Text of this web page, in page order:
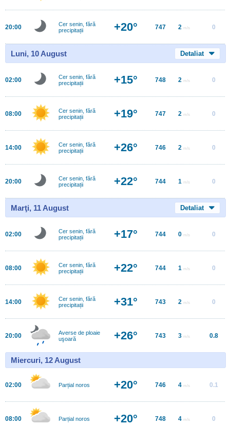
20:00
Cer senin, fără
precipitații
+20° 747 2 m/s 0
Luni, 10 August Detaliat
02:00
Cer senin, fără
precipitații
+15° 748 2 m/s 0
08:00
Cer senin, fără
precipitații
+19° 747 2 m/s 0
14:00
Cer senin, fără
precipitații
+26° 746 2 m/s 0
20:00
Cer senin, fără
precipitații
+22° 744 1 m/s 0
Marţi, 11 August Detaliat
02:00
Cer senin, fără
precipitații
+17° 744 0 m/s 0
08:00
Cer senin, fără
precipitații
+22° 744 1 m/s 0
14:00
Cer senin, fără
precipitații
+31° 743 2 m/s 0
20:00
Averse de ploaie
uşoară
+26° 743 3 m/s 0.8
Miercuri, 12 August
02:00 Parțial noros +20° 746 4 m/s 0.1
08:00 Parțial noros +20° 748 4 m/s 0